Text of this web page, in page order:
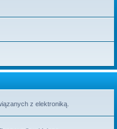
z elektroniką.